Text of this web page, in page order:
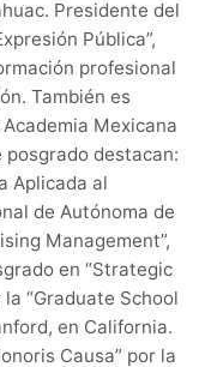
Presidente del
Pública”,
profesional
También es
Mexicana
posgrado destacan:
Aplicada al
de Autónoma de
Management”,
en “Strategic
“Graduate School
en California.
Causa” por la